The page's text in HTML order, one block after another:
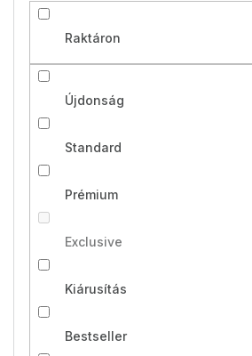
Raktáron
Újdonság
Standard
Prémium
Exclusive
Kiárusítás
Bestseller